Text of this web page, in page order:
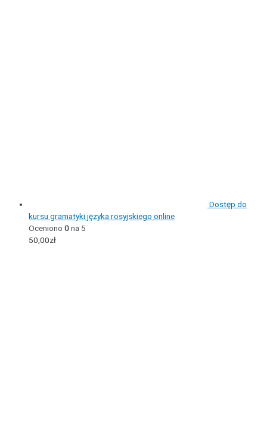
Dostęp do
kursu gramatyki języka rosyjskiego online
Oceniono 0na 5
50,00zł